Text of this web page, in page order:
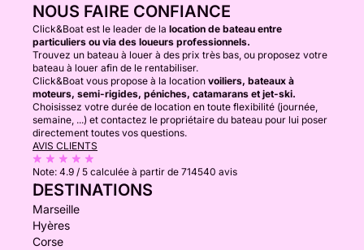
NOUS FAIRE CONFIANCE
Click&Boat est le leader de la location de bateau entre
particuliers ou via des loueurs professionnels.
Trouvez un bateau à louer à des prix très bas, ou proposez votre
bateau à louer afin de le rentabiliser.
Click&Boat vous propose à la location voiliers, bateaux à
moteurs, semi-rigides, péniches, catamarans et jet-ski.
Choisissez votre durée de location en toute flexibilité (journée,
semaine, ...) et contactez le propriétaire du bateau pour lui poser
directement toutes vos questions.
AVIS CLIENTS
Note: 4.9 / 5 calculée à partir de 714540 avis
DESTINATIONS
Marseille
Hyères
Corse